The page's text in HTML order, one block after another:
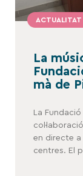
ACTUALITAT
La
mà de
La
en directe a
centres. El